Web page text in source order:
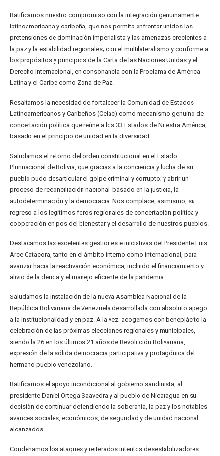
Ratificamos nuestro compromiso con la integración genuinamente
latinoamericana y caribeña, que nos permita enfrentar unidos las
pretensiones de dominación imperialista y las amenazas crecientes a
la paz y la estabilidad regionales; con el multilateralismo y conforme a
los propósitos y principios de la Carta de las Naciones Unidas y el
Derecho Internacional, en consonancia con la Proclama de América
Latina y el Caribe como Zona de Paz.
Resaltamos la necesidad de fortalecer la Comunidad de Estados
Latinoamericanos y Caribeños (Celac) como mecanismo genuino de
concertación política que reúne a los 33 Estados de Nuestra América,
basado en el principio de unidad en la diversidad.
Saludamos el retorno del orden constitucional en el Estado
Plurinacional de Bolivia, que gracias a la conciencia y lucha de su
pueblo pudo desarticular el golpe criminal y corrupto; y abrir un
proceso de reconciliación nacional, basado en la justicia, la
autodeterminación y la democracia. Nos complace, asimismo, su
regreso a los legítimos foros regionales de concertación política y
cooperación en pos del bienestar y el desarrollo de nuestros pueblos.
Destacamos las excelentes gestiones e iniciativas del Presidente Luis
Arce Catacora, tanto en el ámbito interno como internacional, para
avanzar hacia la reactivación económica, incluido el financiamiento y
alivio de la deuda y el manejo eficiente de la pandemia.
Saludamos la instalación de la nueva Asamblea Nacional de la
República Bolivariana de Venezuela desarrollada con absoluto apego
a la institucionalidad y en paz. A la vez, acogemos con beneplácito la
celebración de las próximas elecciones regionales y municipales,
siendo la 26 en los últimos 21 años de Revolución Bolivariana,
expresión de la sólida democracia participativa y protagónica del
hermano pueblo venezolano.
Ratificamos el apoyo incondicional al gobierno sandinista, al
presidente Daniel Ortega Saavedra y al pueblo de Nicaragua en su
decisión de continuar defendiendo la soberanía, la paz y los notables
avances sociales, económicos, de seguridad y de unidad nacional
alcanzados.
Condenamos los ataques y reiterados intentos desestabilizadores